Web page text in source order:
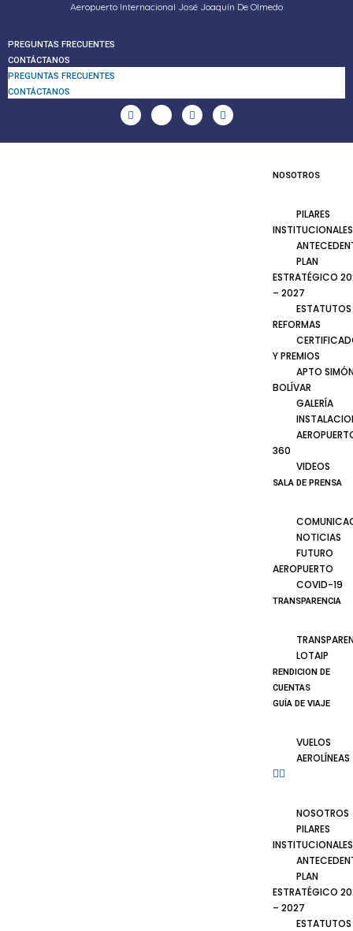
Aeropuerto Internacional José Joaquín De Olmedo
PREGUNTAS FRECUENTES
CONTÁCTANOS
PREGUNTAS FRECUENTES
CONTÁCTANOS
NOSOTROS
PILARES
INSTITUCIONALES
PLAN
ESTRATÉGICO
– 2027
ESTATUTOS
REFORMAS
Y PREMIOS
APTO
BOLÍVAR
GALERÍA
360
VIDEOS
SALA DE PRENSA
NOTICIAS
FUTURO
AEROPUERTO
COVID-19
TRANSPARENCIA
LOTAIP
RENDICION DE
CUENTAS
GUÍA DE VIAJE
VUELOS
AEROLÍNEAS
NOSOTROS
PILARES
INSTITUCIONALES
PLAN
ESTRATÉGICO
– 2027
ESTATUTOS